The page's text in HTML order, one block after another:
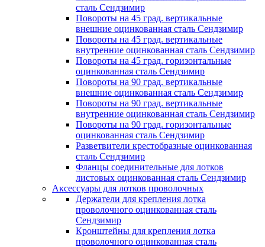
сталь Сендзимир
Повороты на 45 град. вертикальные
внешние оцинкованная сталь Сендзимир
Повороты на 45 град. вертикальные
внутренние оцинкованная сталь Сендзимир
Повороты на 45 град. горизонтальные
оцинкованная сталь Сендзимир
Повороты на 90 град. вертикальные
внешние оцинкованная сталь Сендзимир
Повороты на 90 град. вертикальные
внутренние оцинкованная сталь Сендзимир
Повороты на 90 град. горизонтальные
оцинкованная сталь Сендзимир
Разветвители крестобразные оцинкованная
сталь Сендзимир
Фланцы соединительные для лотков
листовых оцинкованная сталь Сендзимир
Аксессуары для лотков проволочных
Держатели для крепления лотка
проволочного оцинкованная сталь
Сендзимир
Кронштейны для крепления лотка
проволочного оцинкованная сталь